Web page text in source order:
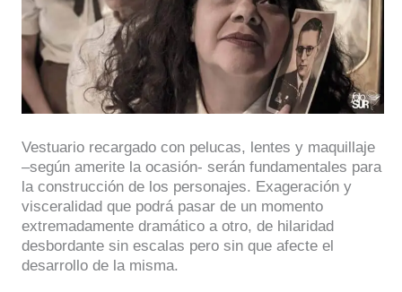
Vestuario recargado con pelucas, lentes y maquillaje
–según amerite la ocasión- serán fundamentales para
la construcción de los personajes. Exageración y
visceralidad que podrá pasar de un momento
extremadamente dramático a otro, de hilaridad
desbordante sin escalas pero sin que afecte el
desarrollo de la misma.